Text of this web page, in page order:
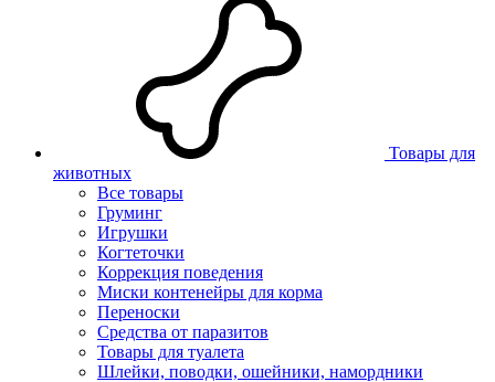
Товары для
животных
Все товары
Груминг
Игрушки
Когтеточки
Коррекция поведения
Миски контенейры для корма
Переноски
Средства от паразитов
Товары для туалета
Шлейки, поводки, ошейники, намордники